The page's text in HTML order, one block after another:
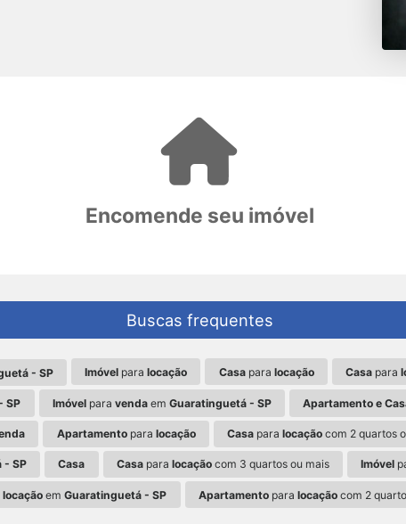
Encomende seu imóvel
Buscas frequentes
- SP Imóvel paralocação Casapara locação Casapara
SP Imóvelpara vendaem Guaratinguetá - SP Apartamento e
Apartamentopara locação Casapara locaçãocom 2 quartos
- SP Casa Casapara locaçãocom 3 quartos ou mais Imóvel
locação emGuaratinguetá - SP Apartamentopara locaçãocom 2